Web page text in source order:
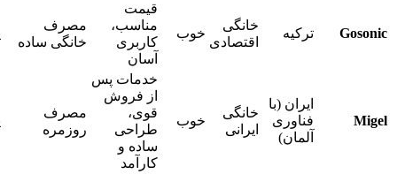
Gosonic ترکیه
خانگی
اقتصادی
خوب
قیمت
مناسب،
کاربری
آسان
مصرف
خانگی ساده
Migel
ایران (با
فناوری
آلمان)
خانگی
ایرانی
خوب
خدمات پس
از فروش
قوی،
طراحی
ساده و
کارآمد
مصرف
روزمره